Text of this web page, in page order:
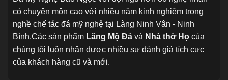
có chuyên môn cao với nhiều năm kinh nghiệm trong
nghề chế tác đá mỹ nghệ tại Làng Ninh Vân - Ninh
Bình.Các sản phẩm Lăng Mộ Đá và Nhà thờ Họ của
chúng tôi luôn nhận được nhiều sự đánh giá tích cực
của khách hàng cũ và mới.